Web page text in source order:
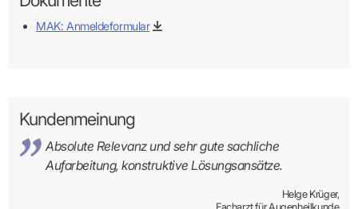
MAK: Anmeldeformular
Kundenmeinung
Absolute Relevanz und sehr gute sachliche
Aufarbeitung, konstruktive Lösungsansätze.
Helge Krüger,